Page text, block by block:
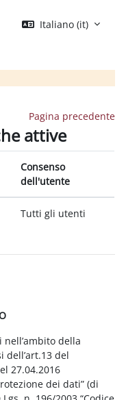
Italiano ‎(it)‎
Pagina precedente
attive
Consenso
dell'utente
Tutti gli utenti
della
dell’art.13 del
27.04.2016
dei dati” (di